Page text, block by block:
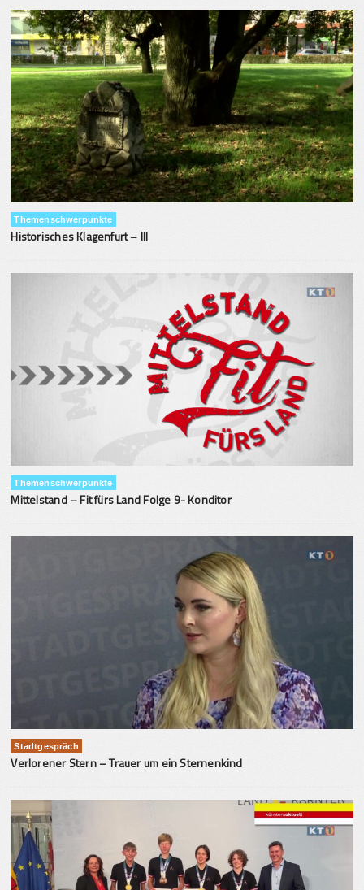
Themenschwerpunkte
Historisches Klagenfurt – III
Themenschwerpunkte
Mittelstand – Fit fürs Land Folge 9- Konditor
Stadtgespräch
Verlorener Stern – Trauer um ein Sternenkind